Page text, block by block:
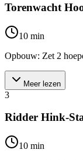
Torenwacht
10 min
Opbouw: Zet 2
Meer lezen
3
Ridder Hink-
10 min